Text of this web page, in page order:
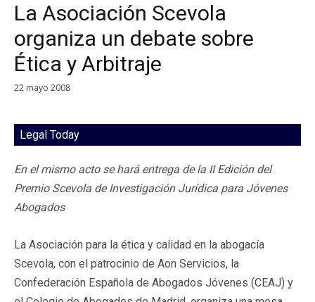
La Asociación Scevola
organiza un debate sobre
Ética y Arbitraje
22 mayo 2008
Legal Today
En el mismo acto se hará entrega de la II Edición del
Premio Scevola de Investigación Jurídica para Jóvenes
Abogados
La Asociación para la ética y calidad en la abogacía
Scevola, con el patrocinio de Aon Servicios, la
Confederación Española de Abogados Jóvenes (CEAJ) y